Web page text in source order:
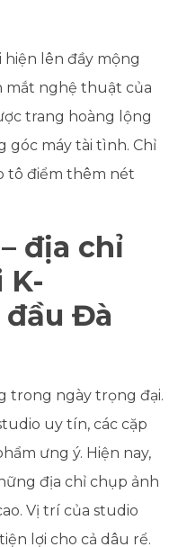
lên đầy mộng
mắt nghệ thuật của
trang hoàng lộng
góc máy tài tình. Chỉ
tô điểm thêm nét
địa chỉ
K-
Đà
trong ngày trọng đại.
uy tín, các cặp
ưng ý. Hiện nay,
địa chỉ chụp ảnh
Vị trí của studio
lợi cho cả dâu rể.